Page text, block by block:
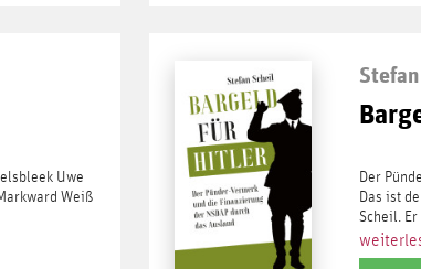
Uwe
Weiß
Der
Das ist
Scheil.